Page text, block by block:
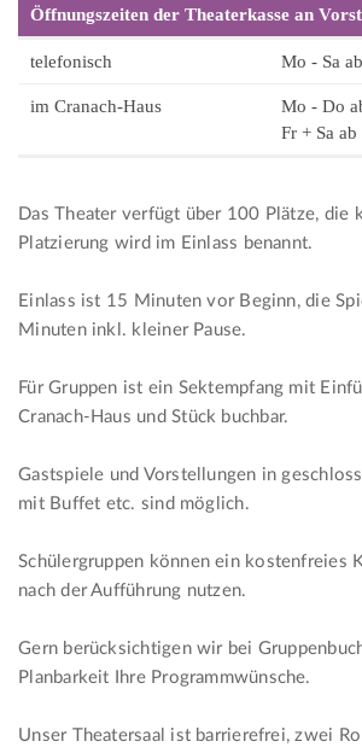
Öffnungszeiten der Theaterkasse an
telefonisch Mo - Sa
im Cranach-Haus
Mo - Do
Fr + Sa
Das Theater verfügt über 100 Plätze, die
Platzierung wird im Einlass benannt.
Einlass ist 15 Minuten vor Beginn, die
Minuten inkl. kleiner Pause.
Für Gruppen ist ein Sektempfang mit
Cranach-Haus und Stück buchbar.
Gastspiele und Vorstellungen in
mit Buffet etc. sind möglich.
Schülergruppen können ein kostenfreies
nach der Aufführung nutzen.
Gern berücksichtigen wir bei
Planbarkeit Ihre Programmwünsche.
Unser Theatersaal ist barrierefrei, zwei